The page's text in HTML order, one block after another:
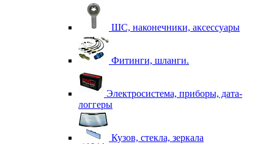
ШС, наконечники, аксессуары
Фитинги, шланги.
Электросистема, приборы, дата-
логгеры
Кузов, стекла, зеркала